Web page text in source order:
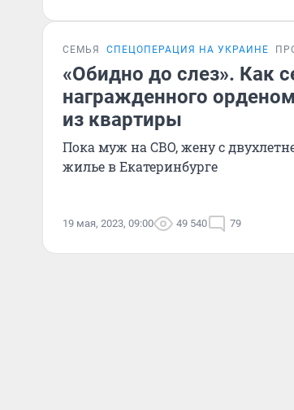
СЕМЬЯ СПЕЦОПЕРАЦИЯ НА УКРАИНЕ
«Обидно до слез». Как
награжденного
из квартиры
Пока муж на СВО, жену с
жилье в Екатеринбурге
19 мая, 2023, 09:00 49 540 79